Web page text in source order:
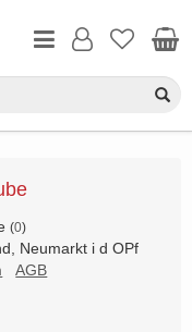
(0)
Neumarkt i d OPf
AGB